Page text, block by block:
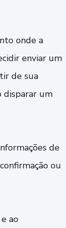
onde a
enviar um
de sua
disparar um
de
ou
ao